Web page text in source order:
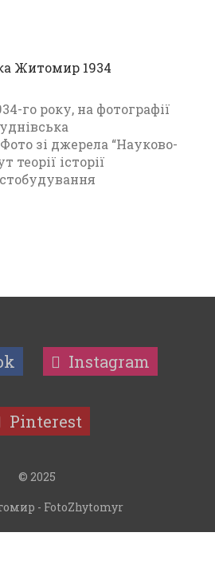
Житомир 1934
го року, на фотографії
зі джерела “Науково-
теорії історії
Instagram
Pinterest
© 2025
- FotoZhytomyr